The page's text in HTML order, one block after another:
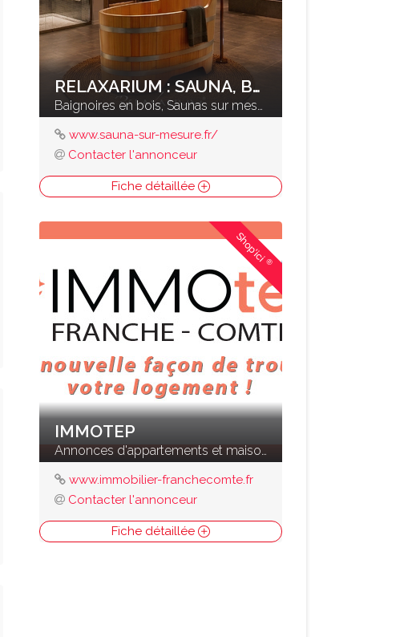
RELAXARIUM : SAUNA, BAIGNOIRES EN BOIS
Baignoires en bois, Saunas sur mesure,
www.sauna-sur-mesure.fr/
Contacter l'annonceur
Fiche détaillée
Shop'ici®
IMMOTEP
Annonces d'appartements et maisons à vendre
www.immobilier-franchecomte.fr
Contacter l'annonceur
Fiche détaillée